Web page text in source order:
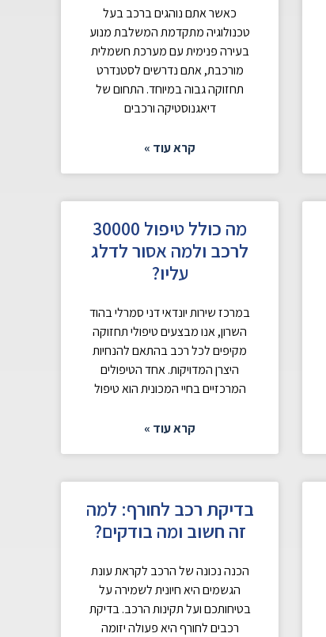
כאשר אתם נוהגים ברכב בעל
טכנולוגיה מתקדמת המשלבת מנוע
בעירה פנימית עם מערכת חשמלית
מורכבת, אתם נדרשים לסטנדרט
תחזוקה גבוה במיוחד. התחום של
דיאגנוסטיקה ורכבים
קרא עוד »
מה כולל טיפול 30000
לרכב ולמה אסור לדלג
עליו?
במרכז שירות יונדאי דני סמרלי בהוד
השרון, אנו מבצעים טיפולי תחזוקה
מקיפים לכל רכב בהתאם להנחיות
היצרן המדויקות. אחד הטיפולים
המרכזיים בחיי המכונית הוא טיפול
קרא עוד »
בדיקת רכב לחורף: למה
זה חשוב ומה בודקים?
הכנה נכונה של הרכב לקראת עונת
הגשמים היא חיונית לשמירה על
בטיחותכם ועל תקינות הרכב. בדיקת
רכבים לחורף היא פעולה יזומה